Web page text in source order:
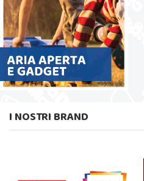
I NOSTRI BRAND